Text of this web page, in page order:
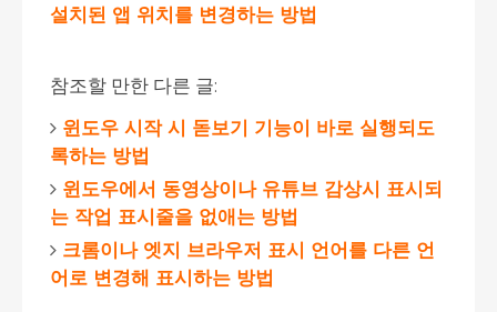
설치된 앱 위치를 변경하는 방법
참조할 만한 다른 글:
윈도우 시작 시 돋보기 기능이 바로 실행되도
록하는 방법
윈도우에서 동영상이나 유튜브 감상시 표시되
는 작업 표시줄을 없애는 방법
크롬이나 엣지 브라우저 표시 언어를 다른 언
어로 변경해 표시하는 방법